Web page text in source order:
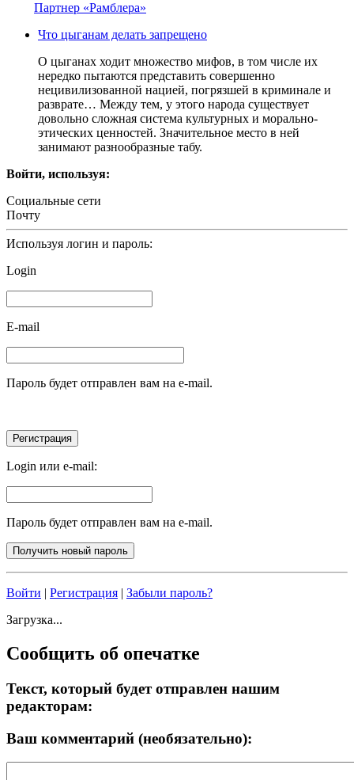
Партнер «Рамблера»
Что цыганам делать запрещено
О цыганах ходит множество мифов, в том числе их
нередко пытаются представить совершенно
нецивилизованной нацией, погрязшей в криминале и
разврате… Между тем, у этого народа существует
довольно сложная система культурных и морально-
этических ценностей. Значительное место в ней
занимают разнообразные табу.
Войти, используя:
Социальные сети
Почту
Используя логин и пароль:
Login
E-mail
Пароль будет отправлен вам на e-mail.
Login или e-mail:
Пароль будет отправлен вам на e-mail.
Войти | Регистрация | Забыли пароль?
Загрузка...
Сообщить об опечатке
Текст, который будет отправлен нашим
редакторам:
Ваш комментарий (необязательно):